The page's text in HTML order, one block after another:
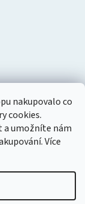
nakupovalo co
cookies.
a umožníte nám
Více